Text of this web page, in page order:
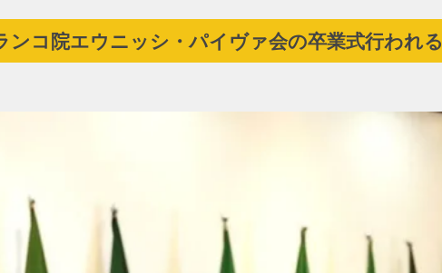
ンコ院エウニッシ・パイヴァ会の卒業式行われる